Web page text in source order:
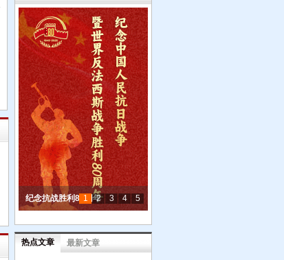
纪念抗战胜利80周年
纪念孙中山先生逝世100周年
黄埔军校建校100周年
纪念宋教仁诞辰140周年
庆祝中国共产党成立100周年
1 2 3 4 5
热点文章 最新文章